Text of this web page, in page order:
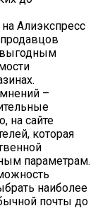
Алиэкспресс
выгодным
–
на сайте
которая
параметрам.
наиболее
почты до